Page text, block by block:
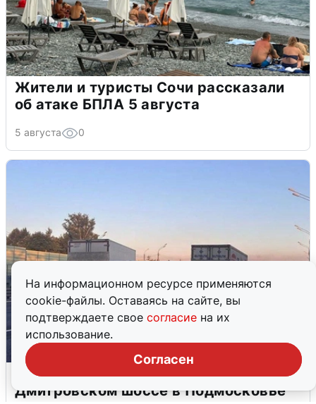
На информационном ресурсе применяются
cookie-файлы. Оставаясь на сайте, вы
подтверждаете свое согласие на их
использование.
Согласен
Жители и туристы Сочи рассказали
об атаке БПЛА 5 августа
5 августа 0
Пять машин столкнулись на
Дмитровском шоссе в Подмосковье